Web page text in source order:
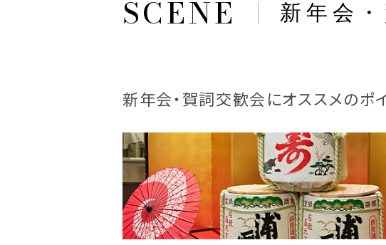
新年会
新年会・賀詞交歓会にオススメのポ